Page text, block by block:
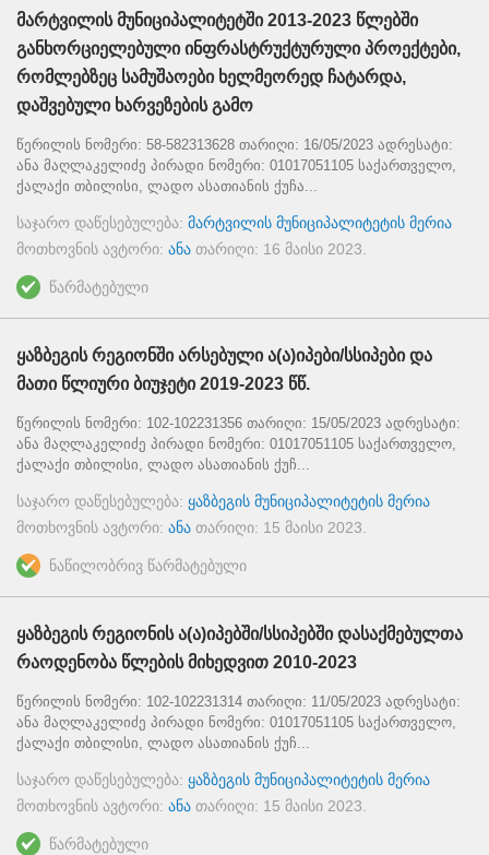
მარტვილის მუნიციპალიტეტში 2013-2023 წლებში
განხორციელებული ინფრასტრუქტურული პროექტები,
რომლებზეც სამუშაოები ხელმეორედ ჩატარდა,
დაშვებული ხარვეზების გამო
წერილის ნომერი: 58-582313628 თარიღი: 16/05/2023 ადრესატი:
ანა მაღლაკელიძე პირადი ნომერი: 01017051105 საქართველო,
ქალაქი თბილისი, ლადო ასათიანის ქუჩა...
საჯარო დაწესებულება: მარტვილის მუნიციპალიტეტის მერია
მოთხოვნის ავტორი: ანა თარიღი: 16 მაისი 2023
წარმატებული
ყაზბეგის რეგიონში არსებული ა(ა)იპები/სსიპები და
მათი წლიური ბიუჯეტი 2019-2023 წწ.
წერილის ნომერი: 102-102231356 თარიღი: 15/05/2023 ადრესატი:
ანა მაღლაკელიძე პირადი ნომერი: 01017051105 საქართველო,
ქალაქი თბილისი, ლადო ასათიანის ქუჩ...
საჯარო დაწესებულება: ყაზბეგის მუნიციპალიტეტის მერია
მოთხოვნის ავტორი: ანა თარიღი: 15 მაისი 2023
ნაწილობრივ წარმატებული
ყაზბეგის რეგიონის ა(ა)იპებში/სსიპებში დასაქმებულთა
რაოდენობა წლების მიხედვით 2010-2023
წერილის ნომერი: 102-102231314 თარიღი: 11/05/2023 ადრესატი:
ანა მაღლაკელიძე პირადი ნომერი: 01017051105 საქართველო,
ქალაქი თბილისი, ლადო ასათიანის ქუჩ...
საჯარო დაწესებულება: ყაზბეგის მუნიციპალიტეტის მერია
მოთხოვნის ავტორი: ანა თარიღი: 15 მაისი 2023
წარმატებული